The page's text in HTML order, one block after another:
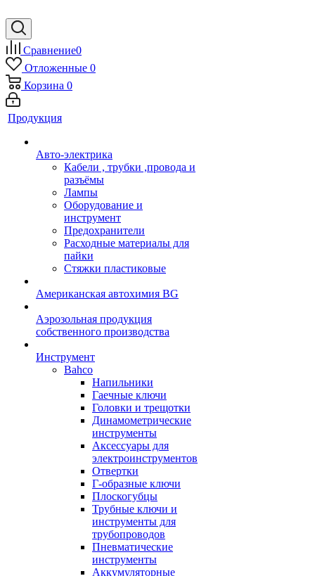
Сравнение0
Отложенные 0
Корзина 0
Продукция
Авто-электрика
Кабели , трубки ,провода и
разъёмы
Лампы
Оборудование и
инструмент
Предохранители
Расходные материалы для
пайки
Стяжки пластиковые
Американская автохимия BG
Аэрозольная продукция
собственного производства
Инструмент
Bahco
Напильники
Гаечные ключи
Головки и трещотки
Динамометрические
инструменты
Аксессуары для
электроинструментов
Отвертки
Г-образные ключи
Плоскогубцы
Трубные ключи и
инструменты для
трубопроводов
Пневматические
инструменты
Аккумуляторные